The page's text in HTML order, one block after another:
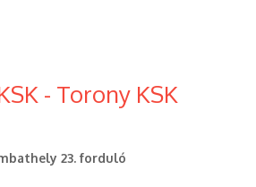
- Torony KSK
23. forduló